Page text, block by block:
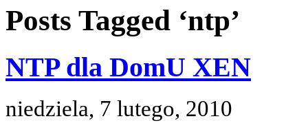
Posts Tagged ‘ntp’
NTP dla DomU XEN
niedziela, 7 lutego, 2010